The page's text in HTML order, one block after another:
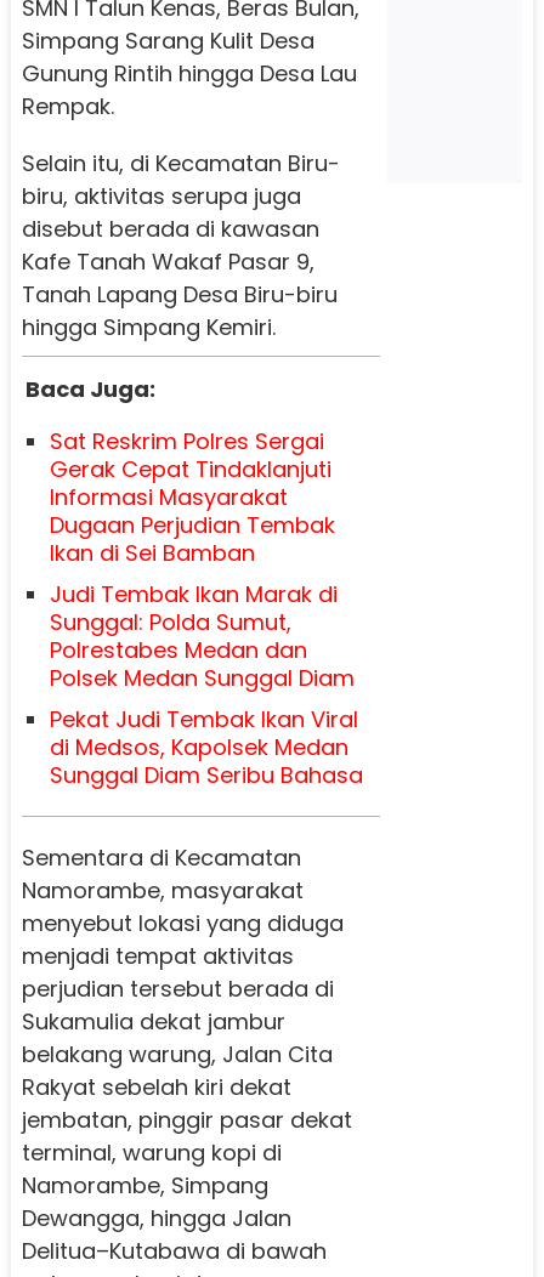
SMN I Talun Kenas, Beras Bulan,
Simpang Sarang Kulit Desa
Gunung Rintih hingga Desa Lau
Rempak.
Selain itu, di Kecamatan Biru-
biru, aktivitas serupa juga
disebut berada di kawasan
Kafe Tanah Wakaf Pasar 9,
Tanah Lapang Desa Biru-biru
hingga Simpang Kemiri.
Baca Juga:
Sat Reskrim Polres Sergai
Gerak Cepat Tindaklanjuti
Informasi Masyarakat
Dugaan Perjudian Tembak
Ikan di Sei Bamban
Judi Tembak Ikan Marak di
Sunggal: Polda Sumut,
Polrestabes Medan dan
Polsek Medan Sunggal Diam
Pekat Judi Tembak Ikan Viral
di Medsos, Kapolsek Medan
Sunggal Diam Seribu Bahasa
Sementara di Kecamatan
Namorambe, masyarakat
menyebut lokasi yang diduga
menjadi tempat aktivitas
perjudian tersebut berada di
Sukamulia dekat jambur
belakang warung, Jalan Cita
Rakyat sebelah kiri dekat
jembatan, pinggir pasar dekat
terminal, warung kopi di
Namorambe, Simpang
Dewangga, hingga Jalan
Delitua–Kutabawa di bawah